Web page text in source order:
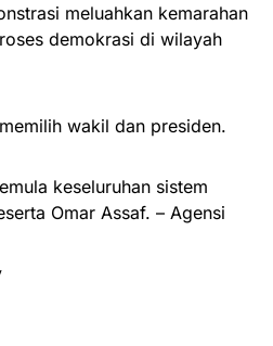
meluahkan kemarahan
demokrasi di wilayah
wakil dan presiden.
keseluruhan sistem
Omar Assaf. – Agensi